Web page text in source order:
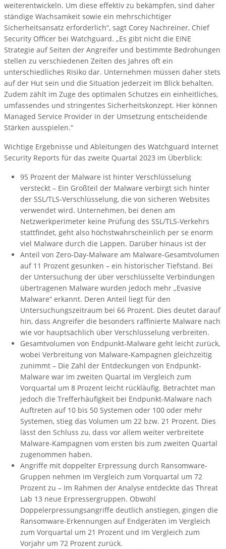
weiterentwickeln. Um diese effektiv zu bekämpfen, sind daher
ständige Wachsamkeit sowie ein mehrschichtiger
Sicherheitsansatz erforderlich“, sagt Corey Nachreiner, Chief
Security Officer bei Watchguard. „Es gibt nicht die EINE
Strategie auf Seiten der Angreifer und bestimmte Bedrohungen
stellen zu verschiedenen Zeiten des Jahres oft ein
unterschiedliches Risiko dar. Unternehmen müssen daher stets
auf der Hut sein und die Situation jederzeit im Blick behalten.
Zudem zählt im Zuge des optimalen Schutzes ein einheitliches,
umfassendes und stringentes Sicherheitskonzept. Hier können
Managed Service Provider in der Umsetzung entscheidende
Stärken ausspielen.“
Wichtige Ergebnisse und Ableitungen des Watchguard Internet
Security Reports für das zweite Quartal 2023 im Überblick:
95 Prozent der Malware ist hinter Verschlüsselung
versteckt – Ein Großteil der Malware verbirgt sich hinter
der SSL/TLS-Verschlüsselung, die von sicheren Websites
verwendet wird. Unternehmen, bei denen am
Netzwerkperimeter keine Prüfung des SSL/TLS-Verkehrs
stattfindet, geht also höchstwahrscheinlich per se enorm
viel Malware durch die Lappen. Darüber hinaus ist der
Anteil von Zero-Day-Malware am Malware-Gesamtvolumen
auf 11 Prozent gesunken – ein historischer Tiefstand. Bei
der Untersuchung der über verschlüsselte Verbindungen
übertragenen Malware wurden jedoch mehr „Evasive
Malware“ erkannt. Deren Anteil liegt für den
Untersuchungszeitraum bei 66 Prozent. Dies deutet darauf
hin, dass Angreifer die besonders raffinierte Malware nach
wie vor hauptsächlich über Verschlüsselung verbreiten.
Gesamtvolumen von Endpunkt-Malware geht leicht zurück,
wobei Verbreitung von Malware-Kampagnen gleichzeitig
zunimmt – Die Zahl der Entdeckungen von Endpunkt-
Malware war im zweiten Quartal im Vergleich zum
Vorquartal um 8 Prozent leicht rückläufig. Betrachtet man
jedoch die Trefferhäufigkeit bei Endpunkt-Malware nach
Auftreten auf 10 bis 50 Systemen oder 100 oder mehr
Systemen, stieg das Volumen um 22 bzw. 21 Prozent. Dies
lässt den Schluss zu, dass vor allem weiter verbreitete
Malware-Kampagnen vom ersten bis zum zweiten Quartal
zugenommen haben.
Angriffe mit doppelter Erpressung durch Ransomware-
Gruppen nehmen im Vergleich zum Vorquartal um 72
Prozent zu – Im Rahmen der Analyse entdeckte das Threat
Lab 13 neue Erpressergruppen. Obwohl
Doppelerpressungsangriffe deutlich anstiegen, gingen die
Ransomware-Erkennungen auf Endgeräten im Vergleich
zum Vorquartal um 21 Prozent und im Vergleich zum
Vorjahr um 72 Prozent zurück.